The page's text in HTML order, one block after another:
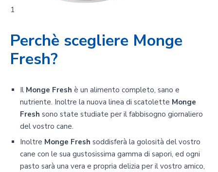
1
Perchè scegliere Monge
Fresh?
Il Monge Fresh è un alimento completo, sano e
nutriente. Inoltre la nuova linea di scatolette Monge
Fresh sono state studiate per il fabbisogno giornaliero
del vostro cane.
Inoltre Monge Fresh soddisferà la golosità del vostro
cane con le sua gustosissima gamma di sapori, ed ogni
pasto sarà una vera e propria delizia per il vostro amico,